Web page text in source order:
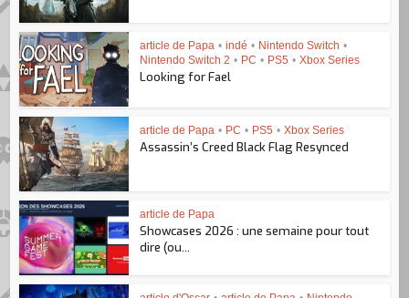
article de Papa • indé • Nintendo Switch •
Nintendo Switch 2 • PC • PS5 • Xbox Series
Looking for Fael
article de Papa • PC • PS5 • Xbox Series
Assassin’s Creed Black Flag Resynced
article de Papa
Showcases 2026 : une semaine pour tout
dire (ou...